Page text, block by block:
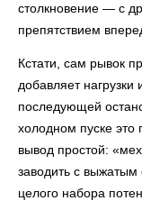
столкновение — с
препятствием
Кстати, сам рывок
добавляет нагрузки
последующей
холодном пуске это
вывод простой:
заводить с
целого набора